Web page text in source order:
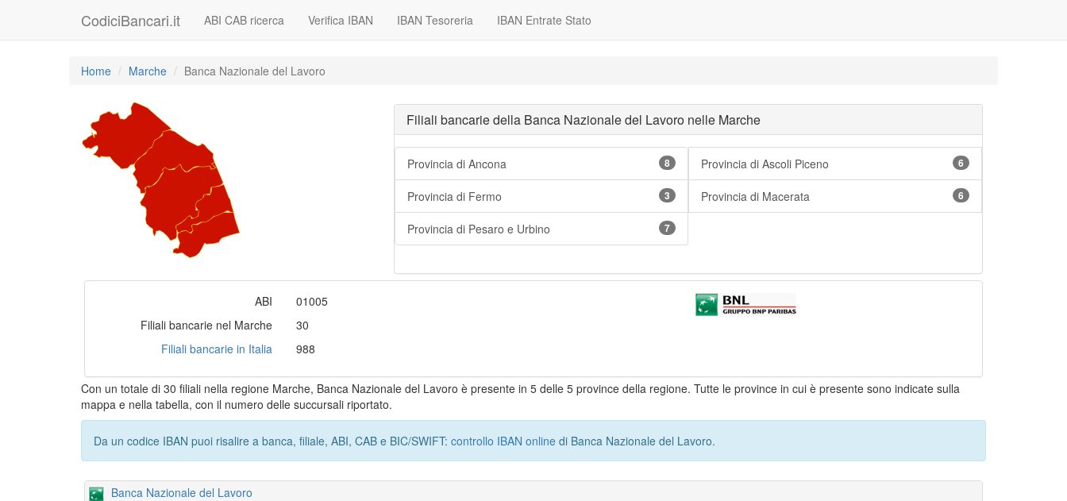
CodiciBancari.it ABI CAB ricerca Verifica IBAN IBAN Tesoreria IBAN Entrate Stato
Home Marche Banca Nazionale del Lavoro
Filiali bancarie della Banca Nazionale del Lavoro nelle Marche
Provincia di Ancona 8 Provincia di Ascoli Piceno 6
Provincia di Fermo 3 Provincia di Macerata 6
Provincia di Pesaro e Urbino 7
ABI
01005
Filiali bancarie nel Marche
30
Filiali bancarie in Italia
988
Con un totale di 30 filiali nella regione Marche, Banca Nazionale del Lavoro è presente in 5 delle 5 province della regione. Tutte le province in cui è presente sono indicate sulla
mappa e nella tabella, con il numero delle succursali riportato.
Da un codice IBAN puoi risalire a banca, filiale, ABI, CAB e BIC/SWIFT: controllo IBAN online di Banca Nazionale del Lavoro.
Banca Nazionale del Lavoro